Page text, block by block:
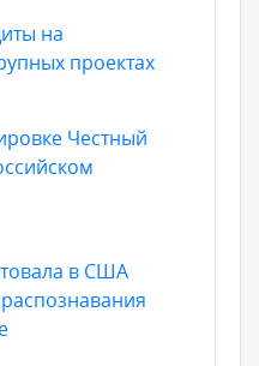
на
проектах
Честный
в США